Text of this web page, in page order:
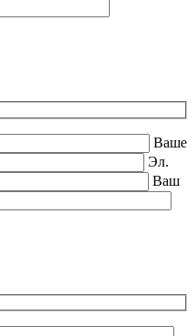
Ваше
Эл.
Ваш